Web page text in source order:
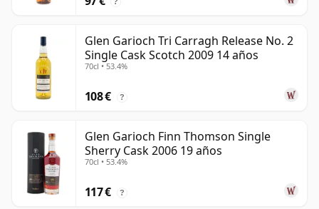
Glen Garioch Tri Carragh Release No. 2
Single Cask Scotch 2009 14 años
70cl • 53.4%
108 € ?
Glen Garioch Finn Thomson Single
Sherry Cask 2006 19 años
70cl • 53.4%
117 € ?